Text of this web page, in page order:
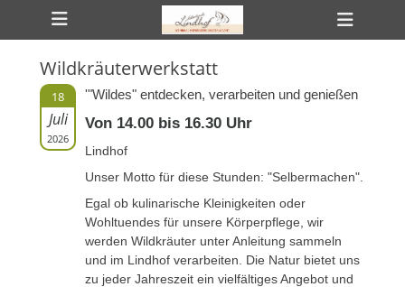
Primäres Menü
Zum
Inhalt
Wildkräuterwerkstatt
18
Juli
2026
'"Wildes" entdecken, verarbeiten und genießen
Von 14.00 bis 16.30 Uhr
Lindhof
Unser Motto für diese Stunden: "Selbermachen".
Egal ob kulinarische Kleinigkeiten oder
Wohltuendes für unsere Körperpflege, wir
werden Wildkräuter unter Anleitung sammeln
und im Lindhof verarbeiten. Die Natur bietet uns
zu jeder Jahreszeit ein vielfältiges Angebot und